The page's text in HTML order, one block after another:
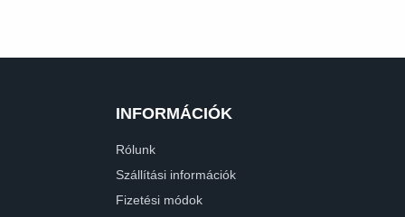
INFORMÁCIÓK
Rólunk
Szállítási információk
Fizetési módok